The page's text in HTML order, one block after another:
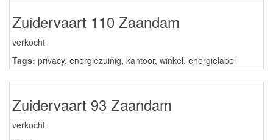
Zuidervaart 110 Zaandam
verkocht
Tags: privacy, energiezuinig, kantoor, winkel, energielabel
Zuidervaart 93 Zaandam
verkocht